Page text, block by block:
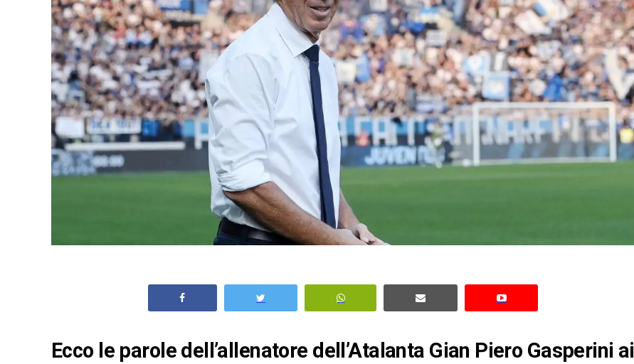
Ecco le parole dell’allenatore dell’Atalanta Gian Piero Gasperini ai